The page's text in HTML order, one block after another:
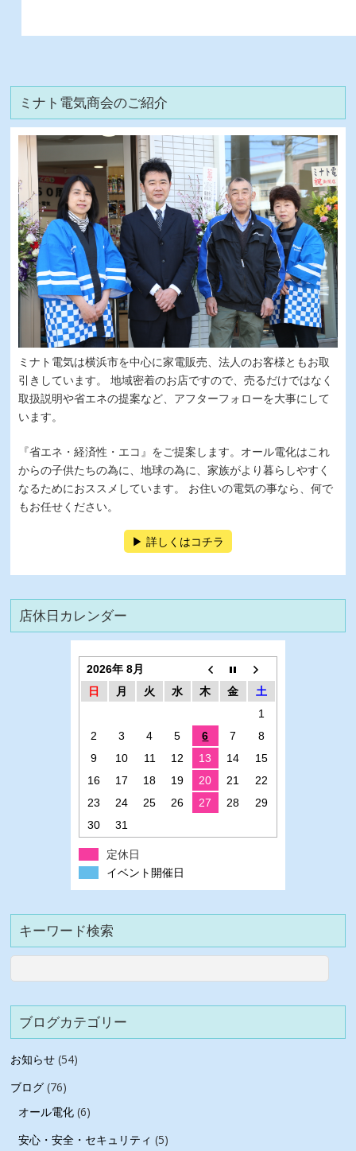
ミナト電気商会のご紹介
ミナト電気は横浜市を中心に家電販売、法人のお客様ともお取
引きしています。 地域密着のお店ですので、売るだけではなく
取扱説明や省エネの提案など、アフターフォローを大事にして
います。
『省エネ・経済性・エコ』をご提案します。オール電化はこれ
からの子供たちの為に、地球の為に、家族がより暮らしやすく
なるためにおススメしています。 お住いの電気の事なら、何で
もお任せください。
詳しくはコチラ
店休日カレンダー
2026年 8月
日
月 火 水 木 金
土
1
2
3 4 5 6 7
8
9
10 11 12 13 14
15
16
17 18 19 20 21
22
23
24 25 26 27 28
29
30
31
定休日
イベント開催日
キーワード検索
ブログカテゴリー
お知らせ (54)
ブログ (76)
オール電化 (6)
安心・安全・セキュリティ (5)